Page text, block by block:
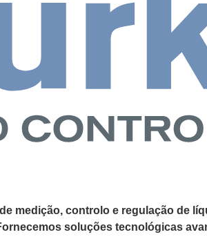
medição, controlo e regulação de
soluções tecnológicas